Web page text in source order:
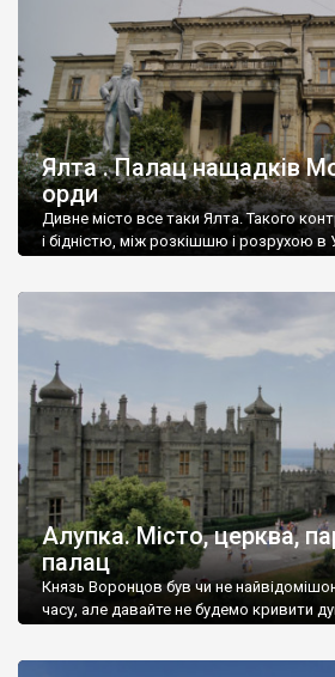
Ялта . Палац нащадків
орди
Дивне місто все таки Ялта. Такого
і бідністю, між розкішшю і розрухою в
Алупка. Місто, церква,
палац
Князь Воронцов був чи не
часу, але давайте не будемо кривити